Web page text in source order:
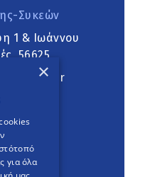
Συκεών
1 & Ιωάννου
56625
×
για όλα